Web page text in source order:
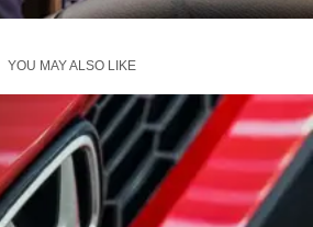
YOU MAY ALSO LIKE